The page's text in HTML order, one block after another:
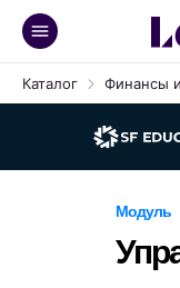
Каталог Финансы
Модуль